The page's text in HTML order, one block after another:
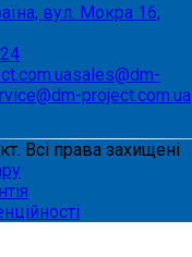
вул. Мокра 16,
sales@dm-
project.com.ua
Всі права захищені